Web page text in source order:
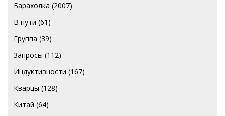
Барахолка (2007)
В пути (61)
Группа (39)
Запросы (112)
Индуктивности (167)
Кварцы (128)
Китай (64)